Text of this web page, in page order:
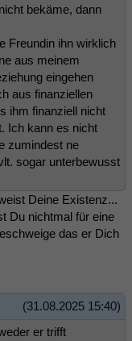
bekäme, dann
Freundin ihn wirklich
aus meinem
eingehen
aus finanziellen
ihm finanziell nicht
Ich kann es nicht
zumindest ne
sogar unterbewusst
Deine Existenz...
Du nichtmal für eine
das er Dich
(31.08.2025 15:40)
er trifft